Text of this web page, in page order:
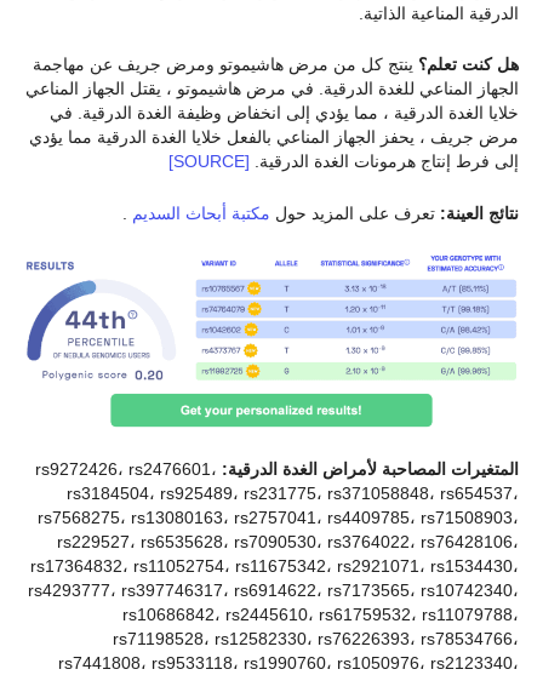
الدرقية المناعية الذاتية.
هل كنت تعلم؟ ينتج كل من مرض هاشيموتو ومرض جريف عن مهاجمة
الجهاز المناعي للغدة الدرقية. في مرض هاشيموتو ، يقتل الجهاز المناعي
خلايا الغدة الدرقية ، مما يؤدي إلى انخفاض وظيفة الغدة الدرقية. في
مرض جريف ، يحفز الجهاز المناعي بالفعل خلايا الغدة الدرقية مما يؤدي
إلى فرط إنتاج هرمونات الغدة الدرقية. [SOURCE]
نتائج العينة: تعرف على المزيد حول مكتبة أبحاث السديم
المتغيرات المصاحبة لأمراض الغدة الدرقية: rs9272426، rs2476601،
rs3184504، rs925489، rs231775، rs371058848، rs654537،
rs7568275، rs13080163، rs2757041، rs4409785، rs71508903،
rs229527، rs6535628، rs7090530، rs3764022، rs76428106،
rs17364832، rs11052754، rs11675342، rs2921071، rs1534430،
rs4293777، rs397746317، rs6914622، rs7173565، rs10742340،
rs10686842، rs2445610، rs61759532، rs11079788،
rs71198528، rs12582330، rs76226393، rs78534766،
rs7441808، rs9533118، rs1990760، rs1050976، rs2123340،